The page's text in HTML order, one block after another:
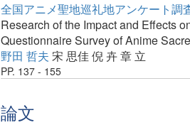
全国アニメ聖地巡礼地アンケート調
Research of the Impact and Effects
Questionnaire Survey of Anime
野田 哲夫 宋 思佳 倪 卉章 立
PP. 137 - 155
論文